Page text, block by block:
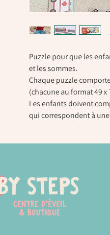
Puzzle pour que les
et les sommes.
Chaque puzzle
(chacune au format 49 x
Les enfants doivent
qui correspondent à